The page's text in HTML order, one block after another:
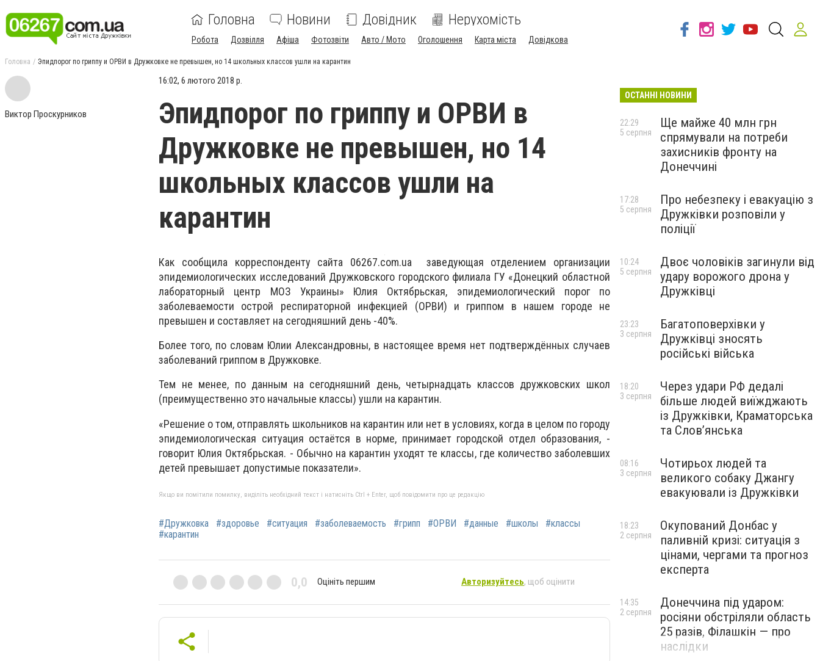
Головна Новини Довідник Нерухомість
Робота Дозвілля Афіша Фотозвіти Авто / Мото Оголошення Карта міста Довідкова
Головна Эпидпорог по гриппу и ОРВИ в Дружковке не превышен, но 14 школьных классов ушли на карантин
Виктор Проскурников
16:02, 6 лютого 2018 р.
Эпидпорог по гриппу и ОРВИ в
Дружковке не превышен, но 14
школьных классов ушли на
карантин
Как сообщила корреспонденту сайта 06267.com.ua заведующая отделением организации
эпидемиологических исследований Дружковского городского филиала ГУ «Донецкий областной
лабораторный центр МОЗ Украины» Юлия Октябрьская, эпидемиологический порог по
заболеваемости острой респираторной инфекцией (ОРВИ) и гриппом в нашем городе не
превышен и составляет на сегодняшний день -40%.
Более того, по словам Юлии Александровны, в настоящее время нет подтверждённых случаев
заболеваний гриппом в Дружковке.
Тем не менее, по данным на сегодняшний день, четырнадцать классов дружковских школ
(преимущественно это начальные классы) ушли на карантин.
«Решение о том, отправлять школьников на карантин или нет в условиях, когда в целом по городу
эпидемиологическая ситуация остаётся в норме, принимает городской отдел образования, -
говорит Юлия Октябрьская. - Обычно на карантин уходят те классы, где количество заболевших
детей превышает допустимые показатели».
Якщо ви помітили помилку, виділіть необхідний текст і натисніть Ctrl + Enter, щоб повідомити про це редакцію
#Дружковка #здоровье #ситуация #заболеваемость #грипп #ОРВИ #данные #школы
#классы
#карантин
0,0 Оцініть першим Авторизуйтесь, щоб оцінити
ОСТАННІ НОВИНИ
Ще майже 40 млн грн
спрямували на потреби
захисників фронту на
Донеччині
22:29
5 серпня
Про небезпеку і евакуацію з
Дружківки розповіли у
поліції
17:28
5 серпня
Двоє чоловіків загинули від
удару ворожого дрона у
Дружківці
10:24
5 серпня
Багатоповерхівки у
Дружківці зносять
російські війська
23:23
3 серпня
Через удари РФ дедалі
більше людей виїжджають
із Дружківки, Краматорська
та Слов’янська
18:20
3 серпня
Чотирьох людей та
великого собаку Джангу
евакуювали із Дружківки
08:16
3 серпня
Окупований Донбас у
паливній кризі: ситуація з
цінами, чергами та прогноз
експерта
18:23
2 серпня
Донеччина під ударом:
росіяни обстріляли область
25 разів, Філашкін — про
наслідки
14:35
2 серпня